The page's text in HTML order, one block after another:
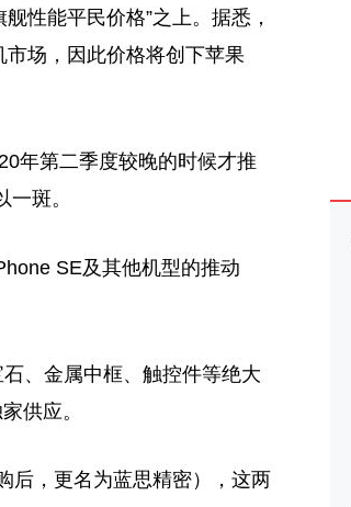
舰性能平民价格”之上。据悉，
场，因此价格将创下苹果
年第二季度较晚的时候才推
斑。
SE及其他机型的推动
、金属中框、触控件等绝大
供应。
后，更名为蓝思精密），这两